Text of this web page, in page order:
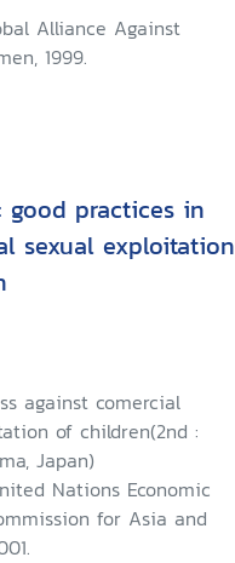
Alliance Against
1999.
good practices in
sexual exploitation
against comercial
of children(2nd :
Japan)
Nations Economic
for Asia and